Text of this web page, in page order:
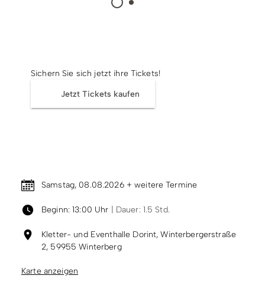
Sichern Sie sich jetzt ihre Tickets!
Jetzt Tickets kaufen
Samstag, 08.08.2026 + weitere Termine
Beginn: 13:00 Uhr | Dauer: 1.5 Std.
Kletter- und Eventhalle Dorint, Winterbergerstraße
2, 59955 Winterberg
Karte anzeigen